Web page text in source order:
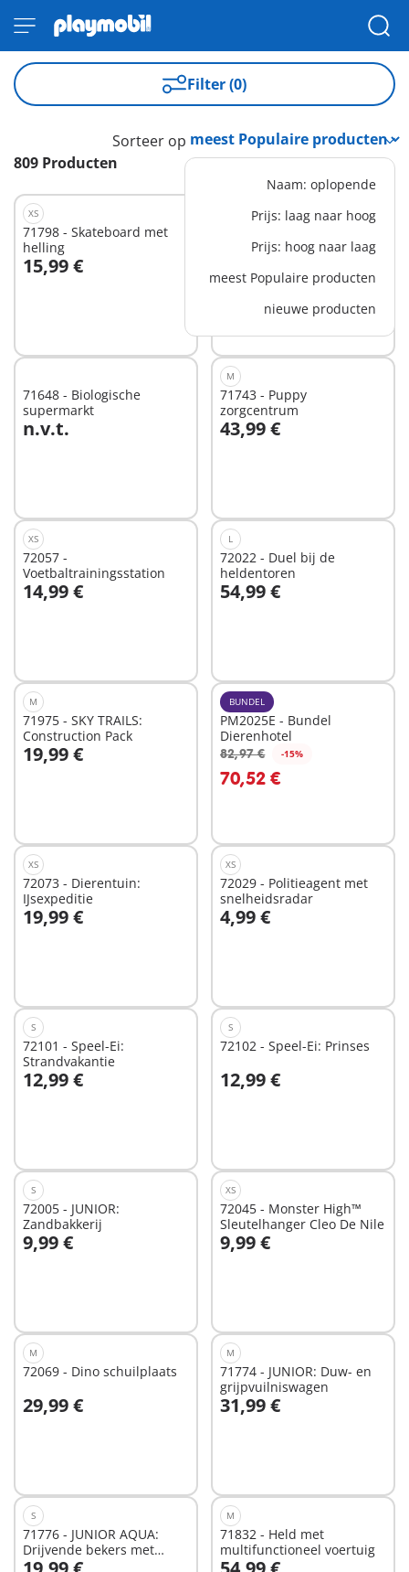
Filter (0)
809 Producten
Sorteer op
Naam: oplopende
Prijs: laag naar hoog
Prijs: hoog naar laag
meest Populaire producten
nieuwe producten
XS
71798 - Skateboard met
helling
15,99 €
In winkelwagen
Belle's speeltoren met
In winkelwagen
71648 - Biologische
supermarkt
n.v.t.
M
71743 - Puppy
zorgcentrum
43,99 €
In winkelwagen
XS
72057 -
Voetbaltrainingsstation
14,99 €
In winkelwagen
L
72022 - Duel bij de
heldentoren
54,99 €
In winkelwagen
M
71975 - SKY TRAILS:
Construction Pack
19,99 €
In winkelwagen
BUNDEL
PM2025E - Bundel
Dierenhotel
82,97 € -15%
70,52 €
In winkelwagen
XS
72073 - Dierentuin:
IJsexpeditie
19,99 €
In winkelwagen
XS
72029 - Politieagent met
snelheidsradar
4,99 €
In winkelwagen
S
72101 - Speel-Ei:
Strandvakantie
12,99 €
In winkelwagen
S
72102 - Speel-Ei: Prinses
12,99 €
In winkelwagen
S
72005 - JUNIOR:
Zandbakkerij
9,99 €
In winkelwagen
XS
72045 - Monster High™
Sleutelhanger Cleo De Nile
9,99 €
In winkelwagen
M
72069 - Dino schuilplaats
29,99 €
In winkelwagen
M
71774 - JUNIOR: Duw- en
grijpvuilniswagen
31,99 €
In winkelwagen
S
71776 - JUNIOR AQUA:
Drijvende bekers met
waterpret
M
71832 - Held met
multifunctioneel voertuig